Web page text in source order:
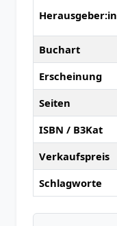
Herausgeber:in
Buchart
Erscheinung
Seiten
ISBN / B3Kat
Verkaufspreis
Schlagworte